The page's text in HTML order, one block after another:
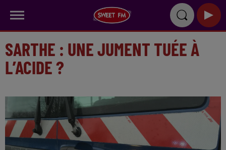
SARTHE : UNE JUMENT TUÉE À
L’ACIDE ?